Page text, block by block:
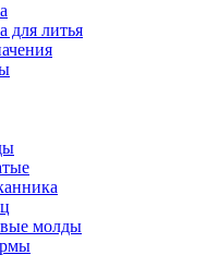
для литья
молды